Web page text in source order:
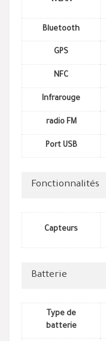
Bluetooth
GPS
NFC
Infrarouge
radio FM
Port USB
Fonctionnalités
Capteurs
Batterie
Type de
batterie